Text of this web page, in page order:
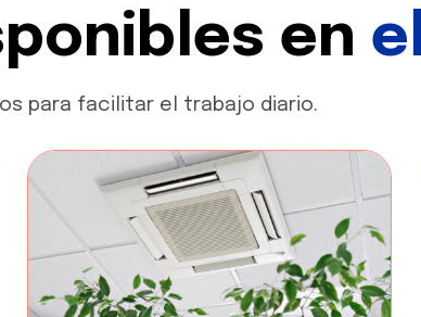
en
para facilitar el trabajo diario.